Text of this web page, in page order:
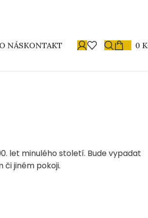
O NÁSKONTAKT 0
let minulého století. Bude vypadat
či jiném pokoji.